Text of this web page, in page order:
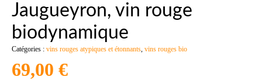
Jaugueyron, vin rouge
biodynamique
Catégories : vins rouges atypiques et étonnants, vins rouges bio
69,00 €